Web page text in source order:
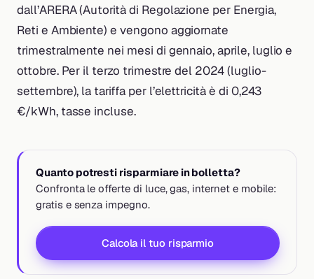
dall’ARERA (Autorità di Regolazione per Energia,
Reti e Ambiente) e vengono aggiornate
trimestralmente nei mesi di gennaio, aprile, luglio e
ottobre. Per il terzo trimestre del 2024 (luglio-
settembre), la tariffa per l’elettricità è di 0,243
€/kWh, tasse incluse.
Quanto potresti risparmiare in bolletta?
Confronta le offerte di luce, gas, internet e mobile:
gratis e senza impegno.
Calcola il tuo risparmio